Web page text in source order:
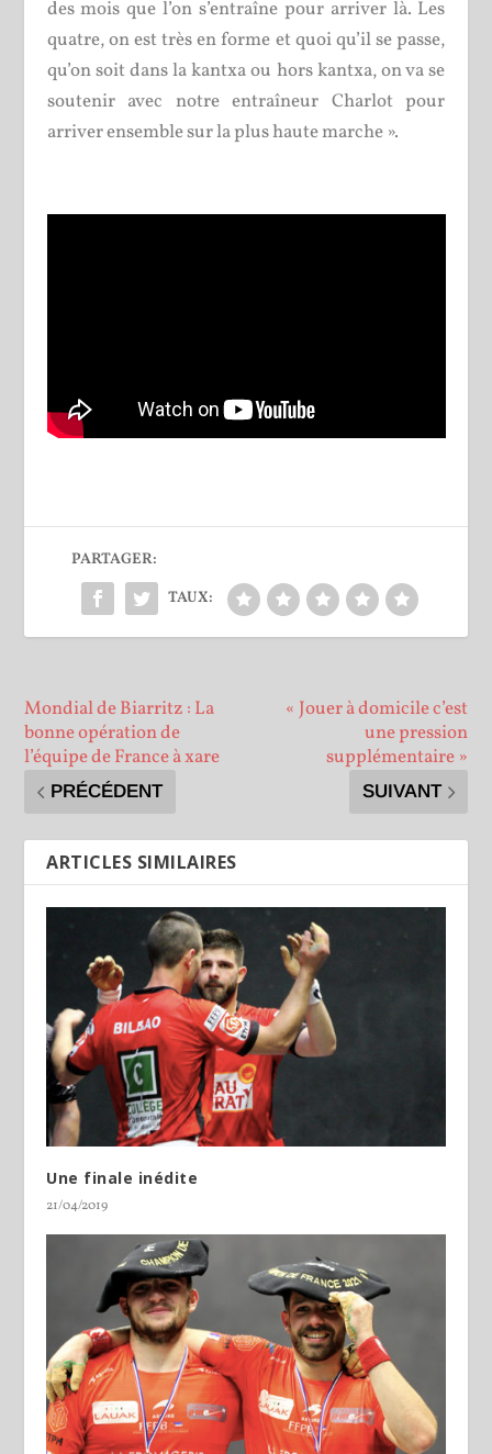
des mois que l’on s’entraîne pour arriver là. Les
quatre, on est très en forme et quoi qu’il se passe,
qu’on soit dans la kantxa ou hors kantxa, on va se
soutenir avec notre entraîneur Charlot pour
arriver ensemble sur la plus haute marche ».
PARTAGER:
TAUX:
Mondial de Biarritz : La
bonne opération de
l’équipe de France à xare
PRÉCÉDENT
« Jouer à domicile c’est
une pression
supplémentaire »
SUIVANT
ARTICLES SIMILAIRES
Une finale inédite
21/04/2019